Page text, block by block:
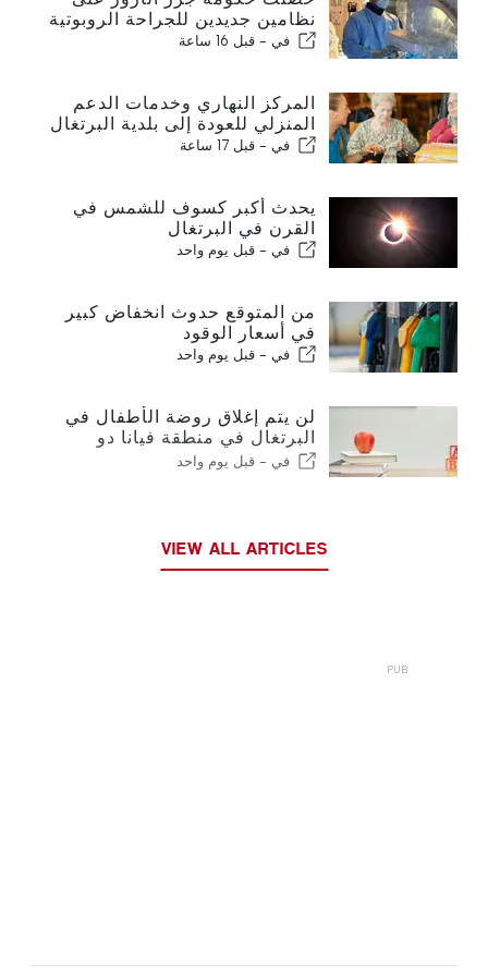
نظامين جديدين للجراحة الروبوتية
في - قبل 16 ساعة
المركز النهاري وخدمات الدعم
المنزلي للعودة إلى بلدية البرتغال
في - قبل 17 ساعة
يحدث أكبر كسوف للشمس في
القرن في البرتغال
في - قبل يوم واحد
من المتوقع حدوث انخفاض كبير
في أسعار الوقود
في - قبل يوم واحد
لن يتم إغلاق روضة الأطفال في
البرتغال في منطقة فيانا دو
كاستيلو
في - قبل يوم واحد
VIEW ALL ARTICLES